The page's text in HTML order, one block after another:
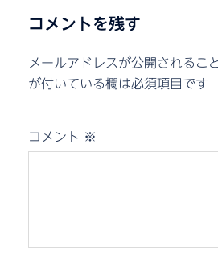
コメントを残す
メールアドレスが公開されるこ
が付いている欄は必須項目です
コメント ※